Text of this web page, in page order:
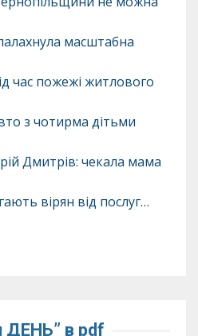
масштабна
час пожежі житлового
з чотирма дітьми
Дмитрів: чекала мама
вірян від послуг…
ДЕНЬ” в pdf